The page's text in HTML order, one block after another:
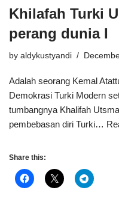
Khilafah Turki
perang dunia I
by aldykustyandi
Adalah seorang Kemal
Demokrasi Turki Modern
tumbangnya Khalifah
pembebasan diri Turki…
Share this: